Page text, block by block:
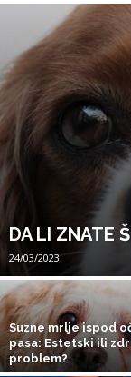
DA LI ZNATE
24/03/2023
Suzne mrlje ispod
pasa: Estetski ili
problem?